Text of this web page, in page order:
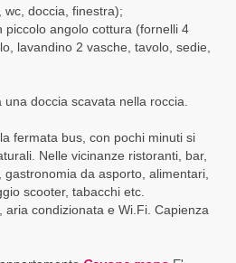
wc, doccia, finestra);
piccolo angolo cottura (fornelli 4
lavandino 2 vasche, tavolo, sedie,
doccia scavata nella roccia.
fermata bus, con pochi minuti si
Nelle vicinanze ristoranti, bar,
da asporto, alimentari,
scooter, tabacchi etc.
aria condizionata e Wi.Fi. Capienza